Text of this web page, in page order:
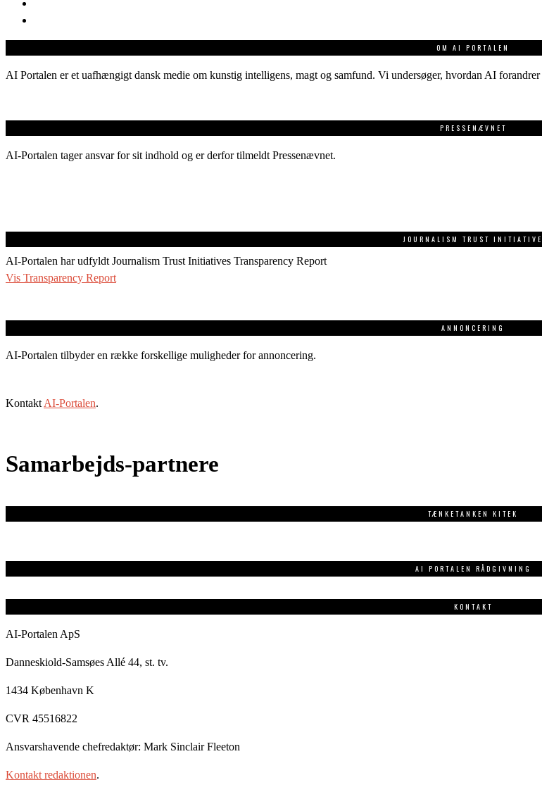
OM AI PORTALEN
AI Portalen er et uafhængigt dansk medie om kunstig intelligens, magt og samfund. Vi undersøger, hvordan AI
PRESSENÆVNET
AI-Portalen tager ansvar for sit indhold og er derfor tilmeldt Pressenævnet.
JOURNALISM TRUST INITIATIVE
AI-Portalen har udfyldt Journalism Trust Initiatives Transparency Report
Vis Transparency Report
ANNONCERING
AI-Portalen tilbyder en række forskellige muligheder for annoncering.
Kontakt AI-Portalen.
Samarbejds-partnere
TÆNKETANKEN KITEK
AI PORTALEN RÅDGIVNING
KONTAKT
AI-Portalen ApS
Danneskiold-Samsøes Allé 44, st. tv.
1434 København K
CVR 45516822
Ansvarshavende chefredaktør: Mark Sinclair Fleeton
Kontakt redaktionen.